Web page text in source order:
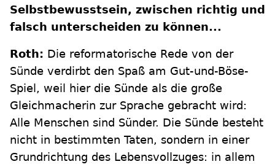
Selbstbewusstsein, zwischen richtig und
falsch unterscheiden zu können...
Roth: Die reformatorische Rede von der
Sünde verdirbt den Spaß am Gut-und-Böse-
Spiel, weil hier die Sünde als die große
Gleichmacherin zur Sprache gebracht wird:
Alle Menschen sind Sünder. Die Sünde besteht
nicht in bestimmten Taten, sondern in einer
Grundrichtung des Lebensvollzuges: in allem